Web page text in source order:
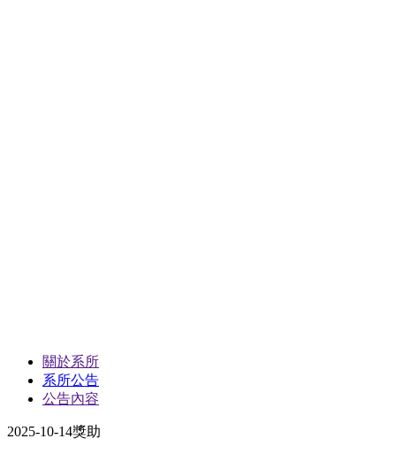
關於系所
系所公告
公告內容
2025-10-14獎助